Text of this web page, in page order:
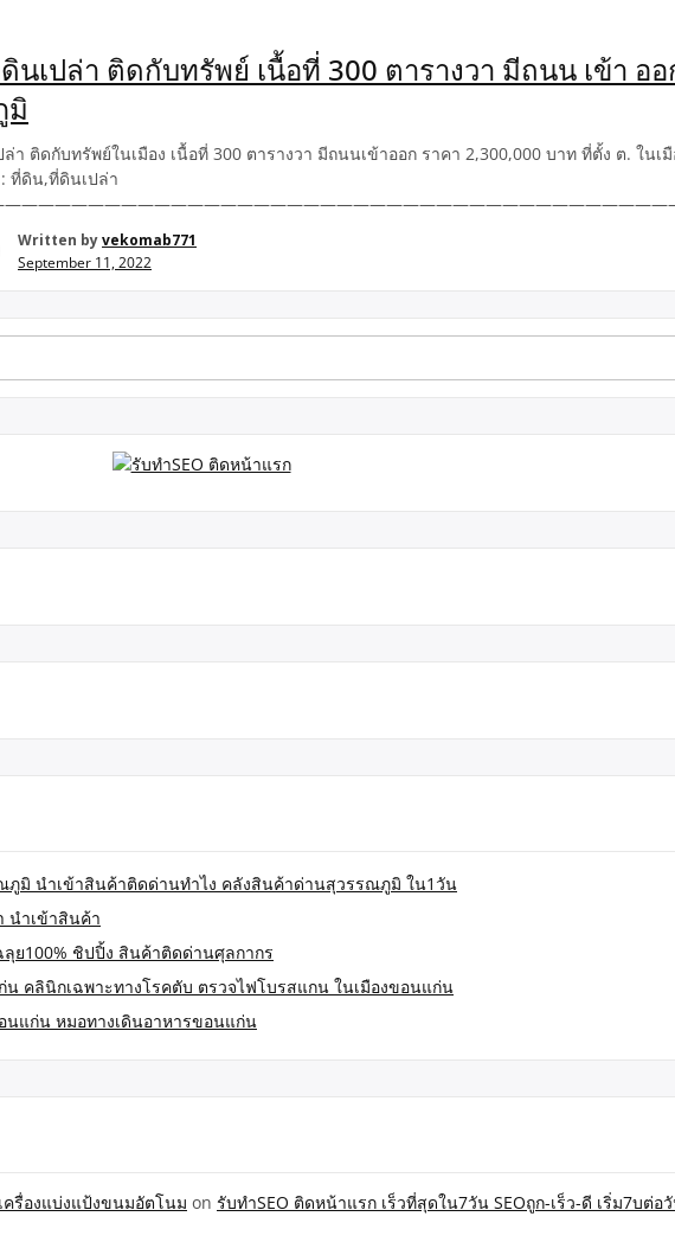
นเปล่า ติดกับทรัพย์ เนื้อที่ 300 ตารางวา มีถนน เข้า อ
มิ
า ติดกับทรัพย์ในเมือง เนื้อที่ 300 ตารางวา มีถนนเข้าออก ราคา 2,300,000 บาท ที่ตั้ง ต. ในเ
: ที่ดิน,ที่ดินเปล่า
Written byvekomab771
September 11, 2022
มิ นำเข้าสินค้าติดด่านทำไง คลังสินค้าด่านสุวรรณภูมิ ใน1วัน
นำเข้าสินค้า
ย100% ชิปปิ้ง สินค้าติดด่านศุลกากร
คลินิกเฉพาะทางโรคตับ ตรวจไฟโบรสแกน ในเมืองขอนแก่น
แก่น หมอทางเดินอาหารขอนแก่น
รื่องแบ่งแป้งขนมอัตโนม on รับทำSEO ติดหน้าแรก เร็วที่สุดใน7วัน SEOถูก-เร็ว-ดี เริ่ม7บต่อ